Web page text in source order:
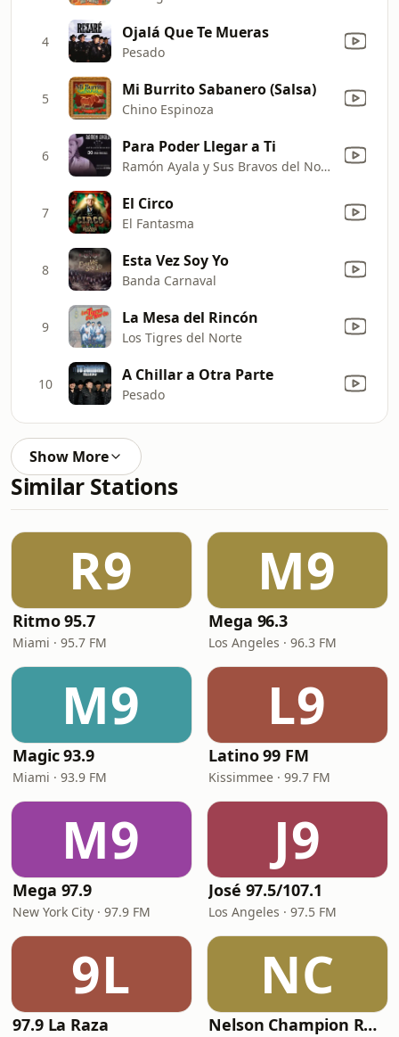
4 Ojalá Que Te Mueras
Pesado
5 Mi Burrito Sabanero (Salsa)
Chino Espinoza
6 Para Poder Llegar a Ti
Ramón Ayala y Sus Bravos del Norte
7 El Circo
El Fantasma
8 Esta Vez Soy Yo
Banda Carnaval
9 La Mesa del Rincón
Los Tigres del Norte
10 A Chillar a Otra Parte
Pesado
Show More
Similar Stations
R9
Ritmo 95.7
Miami · 95.7 FM
M9
Mega 96.3
Los Angeles · 96.3 FM
M9
Magic 93.9
Miami · 93.9 FM
L9
Latino 99 FM
Kissimmee · 99.7 FM
M9
Mega 97.9
New York City · 97.9 FM
J9
José 97.5/107.1
Los Angeles · 97.5 FM
9L
97.9 La Raza
NC
Nelson Champion Radio